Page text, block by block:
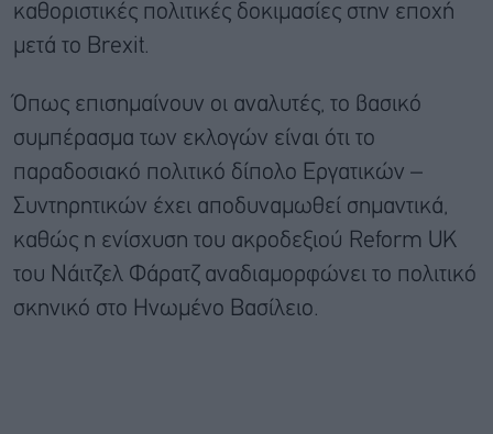
καθοριστικές πολιτικές δοκιμασίες στην εποχή
μετά το Brexit.
Όπως επισημαίνουν οι αναλυτές, το βασικό
συμπέρασμα των εκλογών είναι ότι το
παραδοσιακό πολιτικό δίπολο Εργατικών –
Συντηρητικών έχει αποδυναμωθεί σημαντικά,
καθώς η ενίσχυση του ακροδεξιού Reform UK
του Νάιτζελ Φάρατζ αναδιαμορφώνει το πολιτικό
σκηνικό στο Ηνωμένο Βασίλειο.